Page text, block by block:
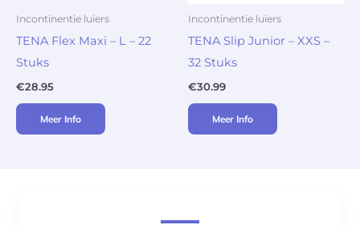
Incontinentie luiers
TENA Flex Maxi – L – 22
Stuks
€28.95
Meer Info
Incontinentie luiers
TENA Slip Junior – XXS –
32 Stuks
€30.99
Meer Info